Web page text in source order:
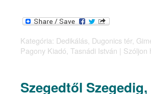
Kategória: Dedikálás, Dugonics tér,
Pagony Kiadó, Tasnádi István | Szóljon
Szegedtől